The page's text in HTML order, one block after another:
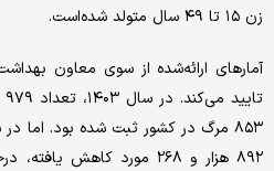
زن ۱۵ تا ۴۹ سال متولد شده‌است.
آمارهای ارائه‌شده از سوی معاون